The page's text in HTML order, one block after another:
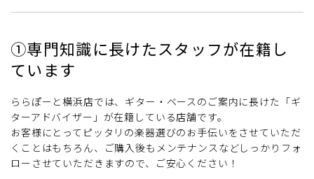
①専門知識に長けたスタッフが在籍し
ています
ららぽーと横浜店では、ギター・ベースのご案内に長けた「ギ
ターアドバイザー」が在籍している店舗です。
お客様にとってピッタリの楽器選びのお手伝いをさせていただ
くことはもちろん、ご購入後もメンテナンスなどしっかりフォ
ローさせていただきますので、ご安心ください！